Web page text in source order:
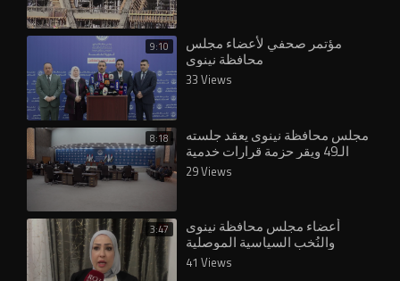
9:10 مؤتمر صحفي لأعضاء مجلس
محافظة نينوى
33 Views
8:18 مجلس محافظة نينوى يعقد جلسته
الـ49 ويقر حزمة قرارات خدمية
29 Views
3:47 أعضاء مجلس محافظة نينوى
41 Views